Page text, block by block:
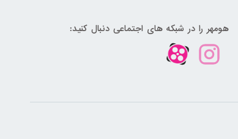
هومهر را در شبکه های اجتماعی دنبال کنید: